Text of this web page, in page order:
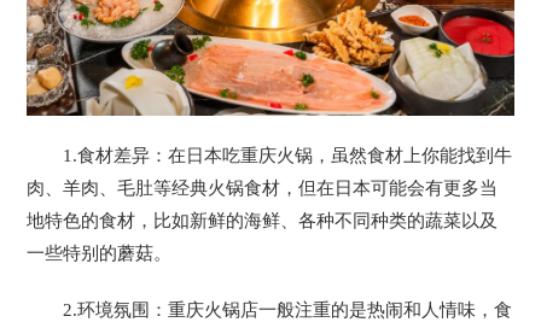
1.食材差异：在日本吃重庆火锅，虽然食材上你能找到牛
肉、羊肉、毛肚等经典火锅食材，但在日本可能会有更多当
地特色的食材，比如新鲜的海鲜、各种不同种类的蔬菜以及
一些特别的蘑菇。
2.环境氛围：重庆火锅店一般注重的是热闹和人情味，食